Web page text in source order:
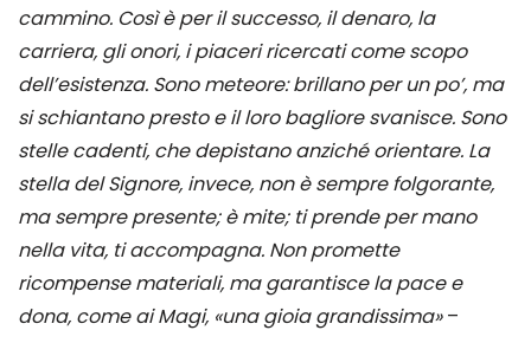
cammino. Così è per il successo, il denaro, la
carriera, gli onori, i piaceri ricercati come scopo
dell’esistenza. Sono meteore: brillano per un po’, ma
si schiantano presto e il loro bagliore svanisce. Sono
stelle cadenti, che depistano anziché orientare. La
stella del Signore, invece, non è sempre folgorante,
ma sempre presente; è mite; ti prende per mano
nella vita, ti accompagna. Non promette
ricompense materiali, ma garantisce la pace e
dona, come ai Magi, «una gioia grandissima»–